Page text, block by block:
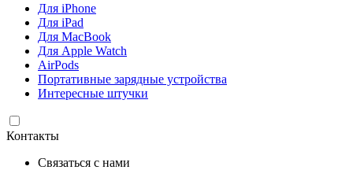
Для iPhone
Для iPad
Для MacBook
Для Apple Watch
AirPods
Портативные зарядные устройства
Интересные штучки
Контакты
Связаться с нами